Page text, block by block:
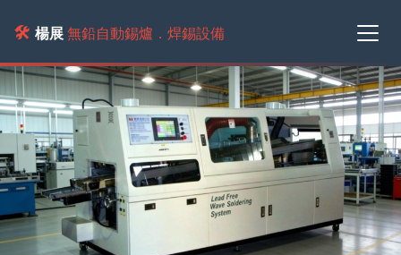
🛠️ 楊展 無鉛自動錫爐．焊錫設備